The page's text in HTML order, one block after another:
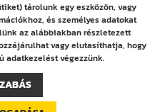
tárolunk egy eszközön, vagy
és személyes adatokat
az alábbiakban részletezett
vagy elutasíthatja, hogy
adatkezelést végezzünk.